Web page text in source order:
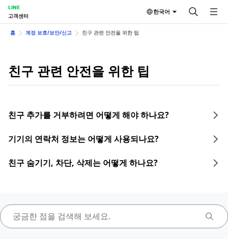
LINE
고객센터
한국어
홈 계정 보호/보안/신고 친구 관련 안전을 위한 팁
친구 관련 안전을 위한 팁
친구 추가를 거부하려면 어떻게 해야 하나요?
기기의 연락처 정보는 어떻게 사용되나요?
친구 숨기기, 차단, 삭제는 어떻게 하나요?